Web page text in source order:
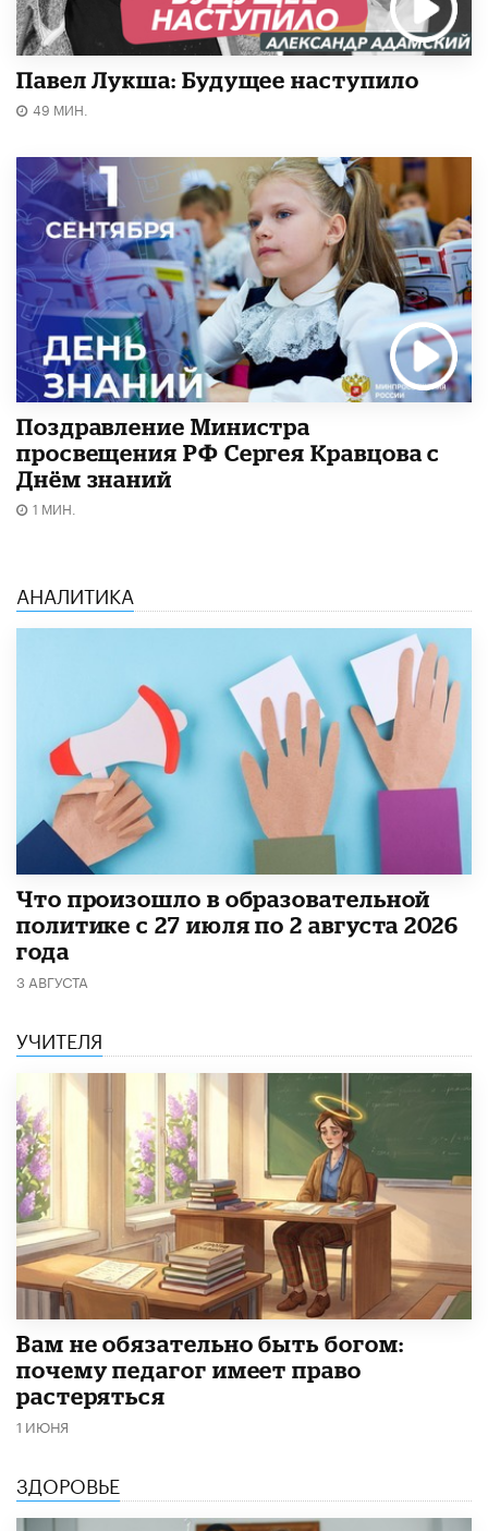
Павел Лукша: Будущее наступило
49 МИН.
Поздравление Министра
просвещения РФ Сергея Кравцова с
Днём знаний
1 МИН.
АНАЛИТИКА
​Что произошло в образовательной
политике с 27 июля по 2 августа 2026
года
3 АВГУСТА
УЧИТЕЛЯ
​Вам не обязательно быть богом:
почему педагог имеет право
растеряться
1 ИЮНЯ
ЗДОРОВЬЕ